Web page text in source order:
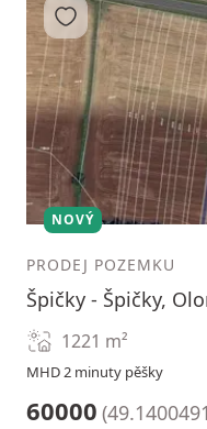
Přidat do
NOVÝ
PRODEJ POZEMKU
Špičky - Špičky,
1221 m²
MHD 2 minuty pěšky
60000 (